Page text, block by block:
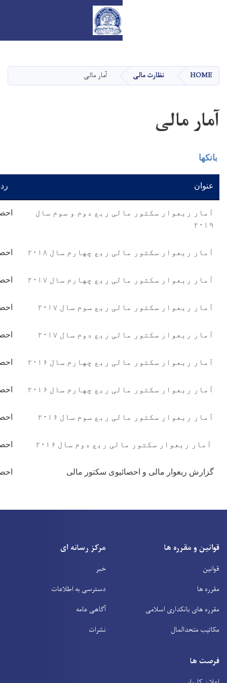
main
content
آمار مالی
ربع دوم و سوم سال احصايه ها دریافت سند
چهارم سال ۲۰۱۸ احصايه ها دریافت سند
چهارم سال ۲۰۱۷ احصايه ها دریافت سند
سوم سال ۲۰۱۷ احصايه ها دریافت سند
دوم سال ۲۰۱۷ احصايه ها دریافت سند
چهارم سال ۲۰۱۶ احصايه ها دریافت سند
چهارم سال ۲۰۱۶ احصايه ها دریافت سند
سوم سال ۲۰۱۶ احصايه ها دریافت سند
دوم سال ۲۰۱۶ احصايه ها دریافت سند
سکتور مالی احصايه ها
مرکز رسانه ای
خبر
دسترسی به اطلاعات
آگاهی عامه
نشرات